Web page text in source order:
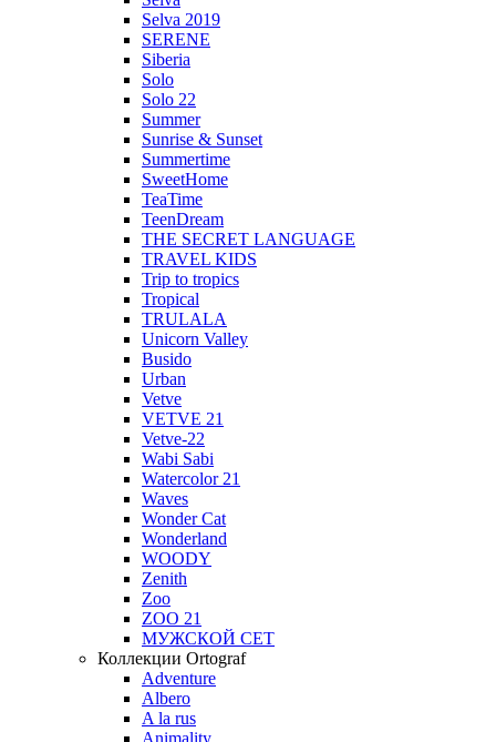
Selva 2019
SERENE
Siberia
Solo
Solo 22
Summer
Sunrise & Sunset
Summertime
SweetHome
TeaTime
TeenDream
THE SECRET LANGUAGE
TRAVEL KIDS
Trip to tropics
Tropical
TRULALA
Unicorn Valley
Busido
Urban
Vetve
VETVE 21
Vetve-22
Wabi Sabi
Watercolor 21
Waves
Wonder Cat
Wonderland
WOODY
Zenith
Zoo
ZOO 21
МУЖСКОЙ СЕТ
Коллекции Ortograf
Adventure
Albero
A la rus
Animality